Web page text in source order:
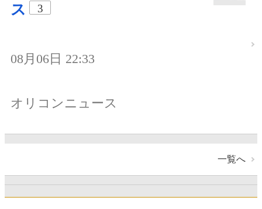
ス
3
08月06日 22:33
オリコンニュース
一覧へ